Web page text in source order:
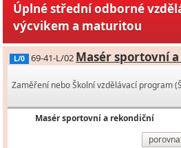
Úplné střední odborné
výcvikem a maturitou
L/0 69-41-L/02 Masér sportovní
Zaměření nebo Školní vzdělávací program
Masér sportovní a rekondiční